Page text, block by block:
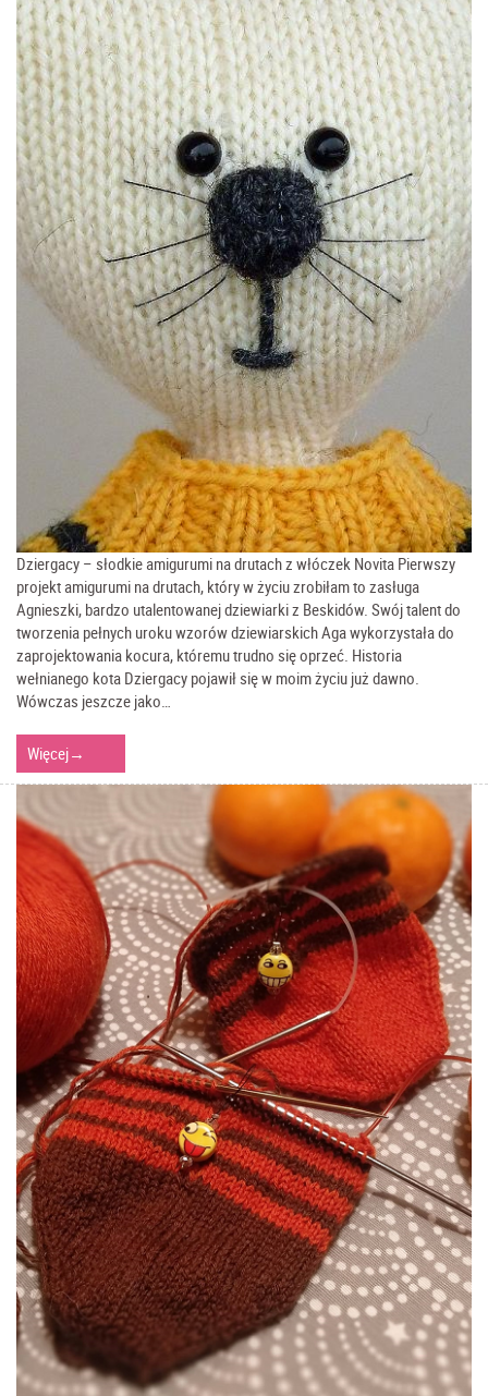
Dziergacy – słodkie amigurumi na drutach z włóczek Novita Pierwszy
projekt amigurumi na drutach, który w życiu zrobiłam to zasługa
Agnieszki, bardzo utalentowanej dziewiarki z Beskidów. Swój talent do
tworzenia pełnych uroku wzorów dziewiarskich Aga wykorzystała do
zaprojektowania kocura, któremu trudno się oprzeć. Historia
wełnianego kota Dziergacy pojawił się w moim życiu już dawno.
Wówczas jeszcze jako…
Więcej→